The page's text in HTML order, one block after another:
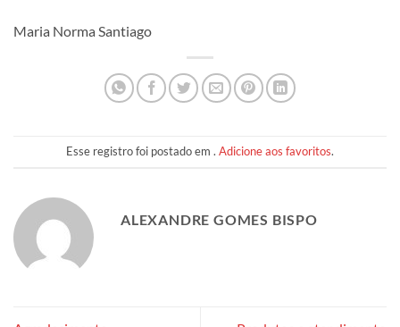
Maria Norma Santiago
Esse registro foi postado em . Adicione aos favoritos.
ALEXANDRE GOMES BISPO